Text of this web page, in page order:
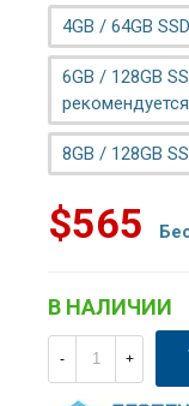
4GB / 64GB
6GB / 128GB
8GB / 128GB
$565
В НАЛИЧИИ
- +